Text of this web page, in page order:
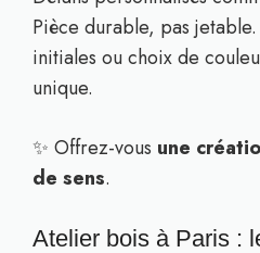
Pièce durable, pas
initiales ou choix de
unique.
✨ Offrez-vous une
de sens.
Atelier bois à Paris :